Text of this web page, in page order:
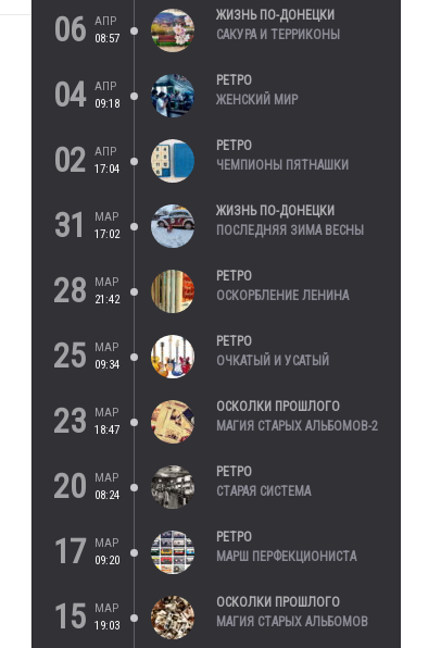
06
АПР
08:57
ЖИЗНЬ ПО-ДОНЕЦКИ
САКУРА И ТЕРРИКОНЫ
04
АПР
09:18
РЕТРО
ЖЕНСКИЙ МИР
02
АПР
17:04
РЕТРО
ЧЕМПИОНЫ ПЯТНАШКИ
31
МАР
17:02
ЖИЗНЬ ПО-ДОНЕЦКИ
ПОСЛЕДНЯЯ ЗИМА ВЕСНЫ
28
МАР
21:42
РЕТРО
ОСКОРБЛЕНИЕ ЛЕНИНА
25
МАР
09:34
РЕТРО
ОЧКАТЫЙ И УСАТЫЙ
23
МАР
18:47
ОСКОЛКИ ПРОШЛОГО
МАГИЯ СТАРЫХ АЛЬБОМОВ-2
20
МАР
08:24
РЕТРО
СТАРАЯ СИСТЕМА
17
МАР
09:20
РЕТРО
МАРШ ПЕРФЕКЦИОНИСТА
15
МАР
19:03
ОСКОЛКИ ПРОШЛОГО
МАГИЯ СТАРЫХ АЛЬБОМОВ